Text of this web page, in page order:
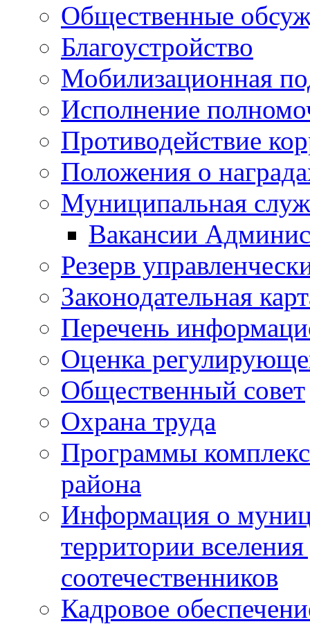
Общественные
Благоустройство
Мобилизационная
Исполнение
Противодействие
Положения о
Муниципальная
Вакансии
Резерв
Законодательная
Перечень
Оценка
Общественный совет
Охрана труда
Программы
района
Информация о
территории
соотечественников
Кадровое